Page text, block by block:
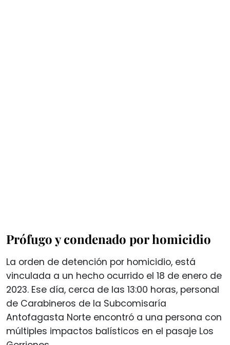
Prófugo y condenado por homicidio
La orden de detención por homicidio, está
vinculada a un hecho ocurrido el 18 de enero de
2023. Ese día, cerca de las 13:00 horas, personal
de Carabineros de la Subcomisaría
Antofagasta Norte encontró a una persona con
múltiples impactos balísticos en el pasaje Los